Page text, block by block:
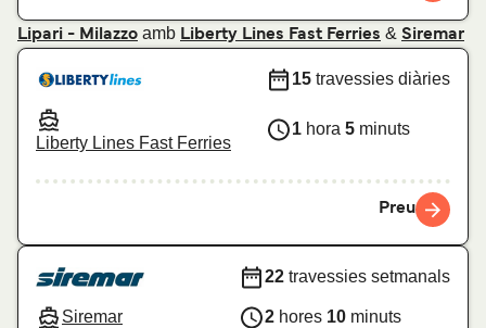
Lipari - Milazzo amb Liberty Lines Fast Ferries & Siremar
Liberty Lines Fast Ferries
15 travessies diàries
1 hora 5 minuts
Preu
Siremar
22 travessies setmanals
2 hores 10 minuts